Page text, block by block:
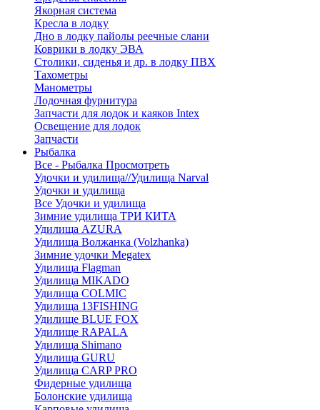
Якорная система
Кресла в лодку
Дно в лодку пайолы реечные слани
Коврики в лодку ЭВА
Столики, сиденья и др. в лодку ПВХ
Тахометры
Манометры
Лодочная фурнитура
Запчасти для лодок и каяков Intex
Освещение для лодок
Запчасти
Рыбалка
Все - Рыбалка Просмотреть
Удочки и удилища//Удилища Narval
Удочки и удилища
Все Удочки и удилища
Зимние удилища ТРИ КИТА
Удилища AZURA
Удилища Волжанка (Volzhanka)
Зимние удочки Megatex
Удилища Flagman
Удилища MIKADO
Удилища COLMIC
Удилища 13FISHING
Удилище BLUE FOX
Удилище RAPALA
Удилища Shimano
Удилища GURU
Удилища CARP PRO
Фидерные удилища
Болонские удилища